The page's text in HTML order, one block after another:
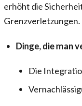
erhöht die
Grenzverletzungen.
Dinge, die man
Die